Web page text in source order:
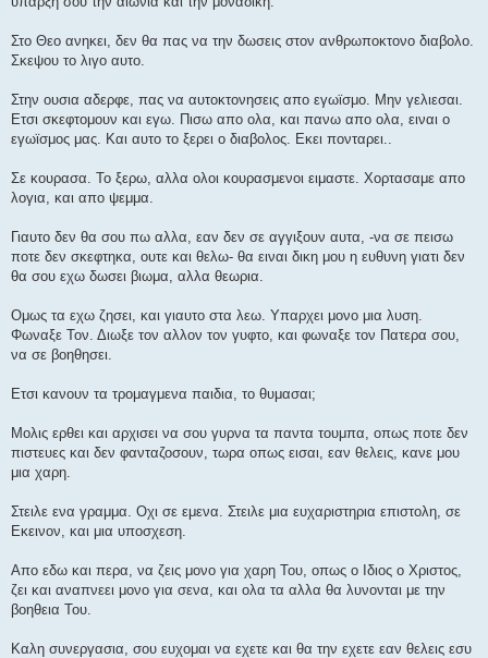
Στο Θεο ανηκει, δεν θα πας να την δωσεις στον ανθρωποκτονο διαβολο.
Σκεψου το λιγο αυτο.
Στην ουσια αδερφε, πας να αυτοκτονησεις απο εγωϊσμο. Μην γελιεσαι.
Ετσι σκεφτομουν και εγω. Πισω απο ολα, και πανω απο ολα, ειναι ο
εγωϊσμος μας. Και αυτο το ξερει ο διαβολος. Εκει πονταρει..
Σε κουρασα. Το ξερω, αλλα ολοι κουρασμενοι ειμαστε. Χορτασαμε απο
λογια, και απο ψεμμα.
Γιαυτο δεν θα σου πω αλλα, εαν δεν σε αγγιξουν αυτα, -να σε πεισω
ποτε δεν σκεφτηκα, ουτε και θελω- θα ειναι δικη μου η ευθυνη γιατι δεν
θα σου εχω δωσει βιωμα, αλλα θεωρια.
Ομως τα εχω ζησει, και γιαυτο στα λεω. Υπαρχει μονο μια λυση.
Φωναξε Τον. Διωξε τον αλλον τον γυφτο, και φωναξε τον Πατερα σου,
να σε βοηθησει.
Ετσι κανουν τα τρομαγμενα παιδια, το θυμασαι;
Μολις ερθει και αρχισει να σου γυρνα τα παντα τουμπα, οπως ποτε δεν
πιστευες και δεν φανταζοσουν, τωρα οπως εισαι, εαν θελεις, κανε μου
μια χαρη.
Στειλε ενα γραμμα. Οχι σε εμενα. Στειλε μια ευχαριστηρια επιστολη, σε
Εκεινον, και μια υποσχεση.
Απο εδω και περα, να ζεις μονο για χαρη Του, οπως ο Ιδιος ο Χριστος,
ζει και αναπνεει μονο για σενα, και ολα τα αλλα θα λυνονται με την
βοηθεια Του.
Καλη συνεργασια, σου ευχομαι να εχετε και θα την εχετε εαν θελεις εσυ